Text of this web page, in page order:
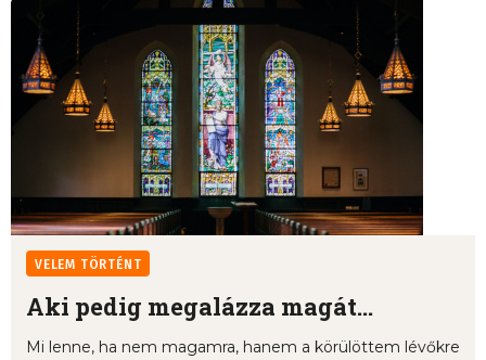
VELEM TÖRTÉNT
Aki pedig megalázza magát…
Mi lenne, ha nem magamra, hanem a körülöttem lévőkre